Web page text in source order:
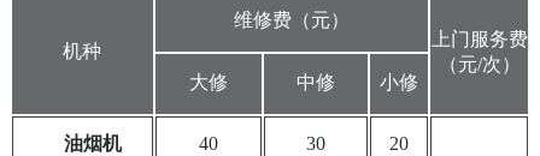
机种
维修费（元）
上门服务费
（元/次）
大修
中修 小修
油烟机 40 30 20